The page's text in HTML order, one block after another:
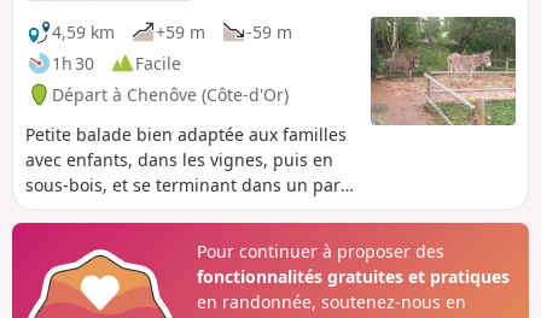
4,59 km
+59 m
-59 m
1h 30
Facile
Départ à Chenôve (Côte-d'Or)
Petite balade bien adaptée aux familles
avec enfants, dans les vignes, puis en
sous-bois, et se terminant dans un parc
avec des jeux pour enfants et des
Pour continuer à proposer des
fonctionnalités gratuites et pratiques
en randonnée, soutenez-nous en